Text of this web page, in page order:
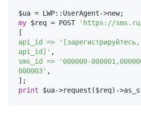
my $req = POST 'https://
api_id =>
api_id]'
sms_id =>
'000000-
000003' ,
print